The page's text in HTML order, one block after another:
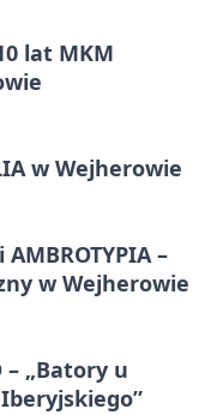
lat MKM
w Wejherowie
–
w Wejherowie
– „Batory u